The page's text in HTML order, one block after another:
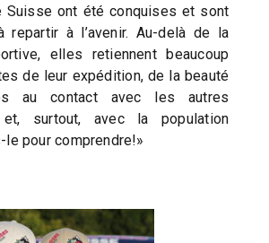
Suisse ont été conquises et sont
repartir à l’avenir. Au-delà de la
elles retiennent beaucoup
de leur expédition, de la beauté
au contact avec les autres
et, surtout, avec la population
le pour comprendre!»